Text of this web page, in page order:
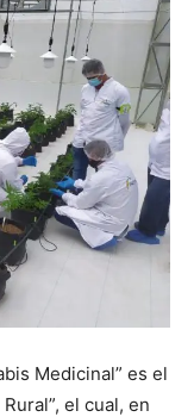
Medicinal” es el
el cual, en